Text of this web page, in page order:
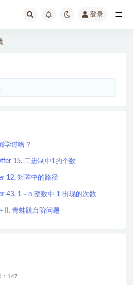
登录
学过啥？
15. 二进制中1的个数
12. 矩阵中的路径
43. 1～n 整数中 1 出现的次数
II. 青蛙跳台阶问题
：147